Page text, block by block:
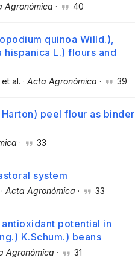
Agronómica · 40
quinoa Willd.),
hispanica L.) flours and
, et al. · Acta Agronómica · 39
peel flour as binder
· 33
system
· Acta Agronómica · 33
potential in
K.Schum.) beans
Agronómica · 31